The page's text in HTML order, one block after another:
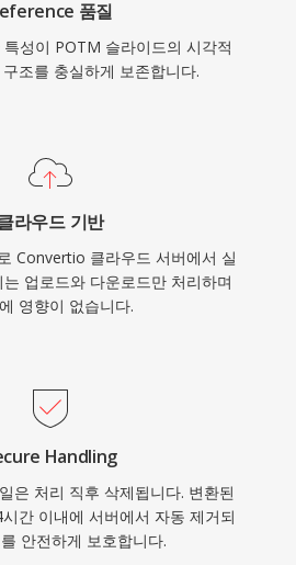
품질
특성이 POTM 슬라이드의 시각적
조를 충실하게 보존합니다.
라우드 기반
Convertio 클라우드 서버에서 실
업로드와 다운로드만 처리하며
영향이 없습니다.
Handling
은 처리 직후 삭제됩니다. 변환된
간 이내에 서버에서 자동 제거되
안전하게 보호합니다.